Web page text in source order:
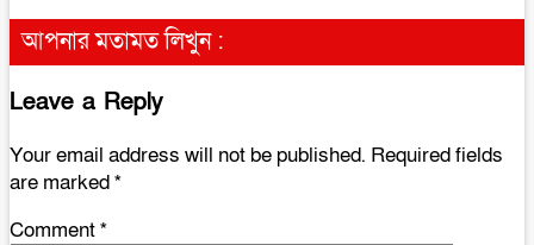
আপনার মতামত লিখুন :
Leave a Reply
Your email address will not be published. Required fields
are marked*
Comment*